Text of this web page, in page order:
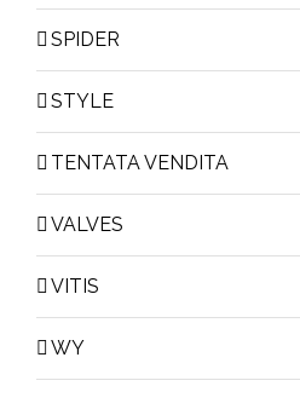
SPIDER
STYLE
TENTATA VENDITA
VALVES
VITIS
WY